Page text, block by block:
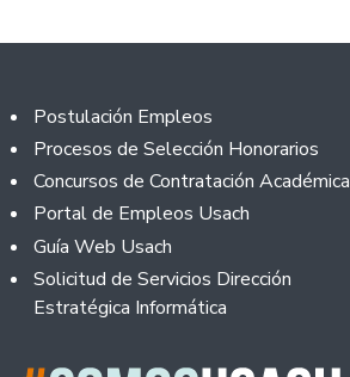
Footer
Postulación Empleos
Procesos de Selección Honorarios
Concursos de Contratación Académica
Portal de Empleos Usach
Guía Web Usach
Solicitud de Servicios Dirección
Estratégica Informática